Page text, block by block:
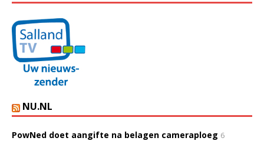
NU.NL
PowNed doet aangifte na belagen cameraploeg 6